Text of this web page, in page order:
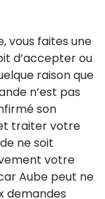
vous faites une
d’accepter ou
raison que
n’est pas
son
traiter votre
ne soit
votre
Aube peut ne
demandes